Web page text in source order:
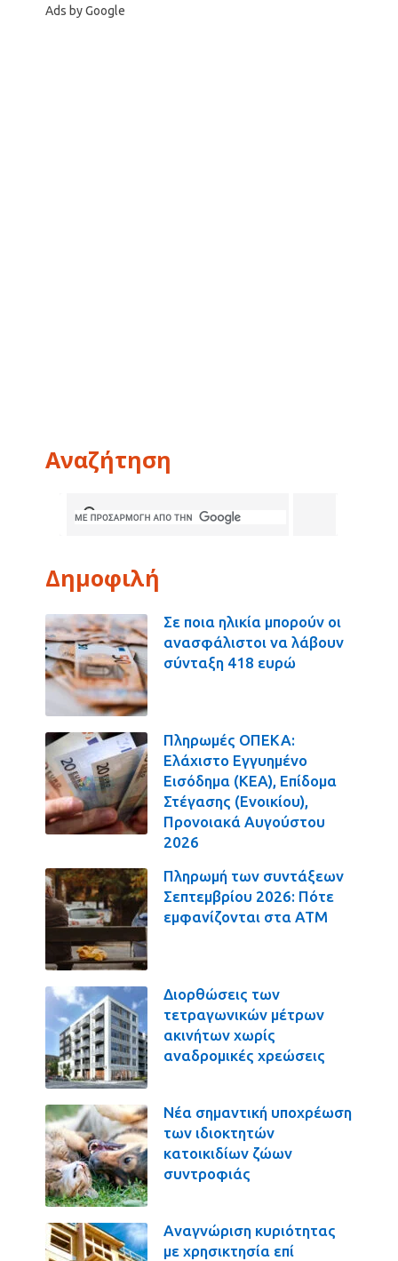
Ads by Google
Αναζήτηση
Δημοφιλή
Σε ποια ηλικία μπορούν οι
ανασφάλιστοι να λάβουν
σύνταξη 418 ευρώ
Πληρωμές ΟΠΕΚΑ:
Ελάχιστο Εγγυημένο
Εισόδημα (ΚΕΑ), Επίδομα
Στέγασης (Ενοικίου),
Προνοιακά Αυγούστου
2026
Πληρωμή των συντάξεων
Σεπτεμβρίου 2026: Πότε
εμφανίζονται στα ΑΤΜ
Διορθώσεις των
τετραγωνικών μέτρων
ακινήτων χωρίς
αναδρομικές χρεώσεις
Νέα σημαντική υποχρέωση
των ιδιοκτητών
κατοικιδίων ζώων
συντροφιάς
Αναγνώριση κυριότητας
με χρησικτησία επί